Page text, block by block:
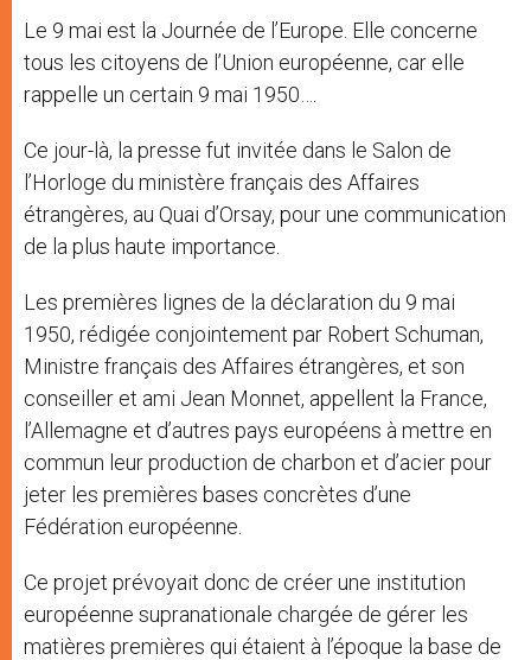
Le 9 mai est la Journée de l’Europe. Elle concerne
tous les citoyens de l’Union européenne, car elle
rappelle un certain 9 mai 1950….
Ce jour-là, la presse fut invitée dans le Salon de
l’Horloge du ministère français des Affaires
étrangères, au Quai d’Orsay, pour une communication
de la plus haute importance.
Les premières lignes de la déclaration du 9 mai
1950, rédigée conjointement par Robert Schuman,
Ministre français des Affaires étrangères, et son
conseiller et ami Jean Monnet, appellent la France,
l’Allemagne et d’autres pays européens à mettre en
commun leur production de charbon et d’acier pour
jeter les premières bases concrètes d’une
Fédération européenne.
Ce projet prévoyait donc de créer une institution
européenne supranationale chargée de gérer les
matières premières qui étaient à l’époque la base de